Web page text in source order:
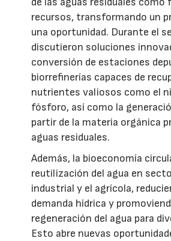
recursos, transformando un
una oportunidad. Durante el
discutieron soluciones
conversión de estaciones
biorrefinerías capaces de
nutrientes valiosos como el
fósforo, así como la
partir de la materia orgánica
aguas residuales.
Además, la bioeconomía
reutilización del agua en
industrial y el agrícola,
demanda hídrica y
regeneración del agua para
Esto abre nuevas